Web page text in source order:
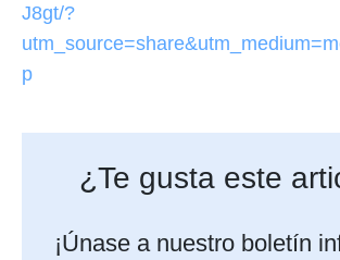
J8gt/?
p
¿Te gusta este
¡Únase a nuestro boletín